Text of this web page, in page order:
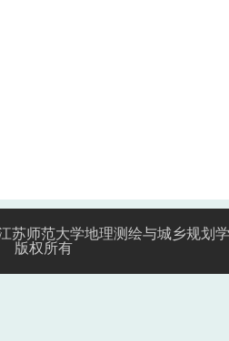
苏师范大学地理测绘与城乡规划
版权所有